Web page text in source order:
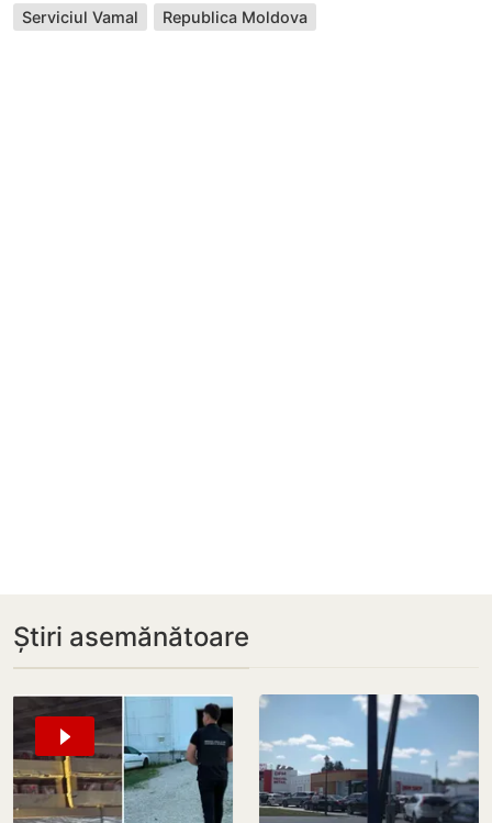
Serviciul Vamal Republica Moldova
Știri asemănătoare